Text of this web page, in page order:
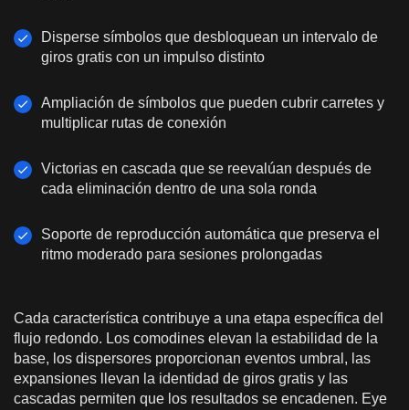
Disperse símbolos que desbloquean un intervalo de
giros gratis con un impulso distinto
Ampliación de símbolos que pueden cubrir carretes y
multiplicar rutas de conexión
Victorias en cascada que se reevalúan después de
cada eliminación dentro de una sola ronda
Soporte de reproducción automática que preserva el
ritmo moderado para sesiones prolongadas
Cada característica contribuye a una etapa específica del
flujo redondo. Los comodines elevan la estabilidad de la
base, los dispersores proporcionan eventos umbral, las
expansiones llevan la identidad de giros gratis y las
cascadas permiten que los resultados se encadenen. Eye